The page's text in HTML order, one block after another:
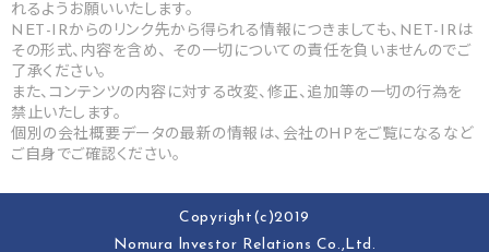
れるようお願いいたします。
NET-IRからのリンク先から得られる情報につきましても、NET-IRは
その形式、内容を含め、 その一切についての責任を負いませんのでご
了承ください。
また、コンテンツの内容に対する改変、修正、追加等の一切の行為を
禁止いたします。
個別の会社概要データの最新の情報は、会社のHPをご覧になるなど
ご自身でご確認ください。
Copyright(c)2019
Nomura lnvestor Relations Co.,Ltd.